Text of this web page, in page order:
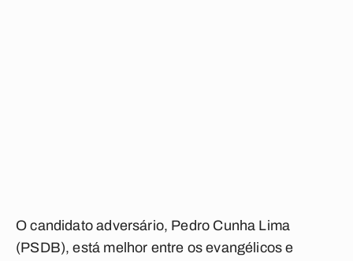
O candidato adversário, Pedro Cunha Lima
(PSDB), está melhor entre os evangélicos e